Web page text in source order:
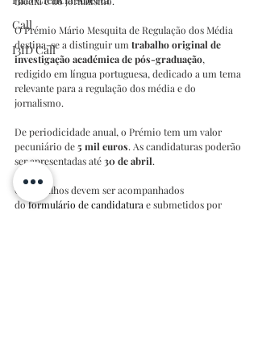
Call
I3ID Call
O Prémio Mário Mesquita de Regulação dos Média
destina-se a distinguir um trabalho original de
investigação académica de pós-graduação,
redigido em língua portuguesa, dedicado a um tema
relevante para a regulação dos média e do
jornalismo.
De periodicidade anual, o Prémio tem um valor
pecuniário de 5 mil euros. As candidaturas poderão
ser apresentadas até 30 de abril.
Os trabalhos devem ser acompanhados
do formulário de candidatura e submetidos por